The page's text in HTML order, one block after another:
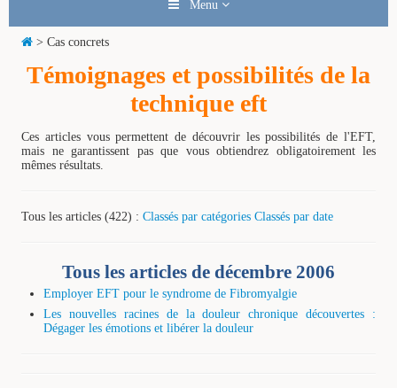
Menu
> Cas concrets
Témoignages et possibilités de la
technique eft
Ces articles vous permettent de découvrir les possibilités de l'EFT,
mais ne garantissent pas que vous obtiendrez obligatoirement les
mêmes résultats.
Tous les articles (422) : Classés par catégories Classés par date
Tous les articles de décembre 2006
Employer EFT pour le syndrome de Fibromyalgie
Les nouvelles racines de la douleur chronique découvertes :
Dégager les émotions et libérer la douleur